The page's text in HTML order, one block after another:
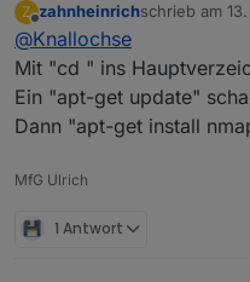
bei mir kommt
Paketlisten
Z
Offline
zahnheinrichschrieb am
zuletzt editiert
@Knallochse
Mit "cd " ins
Ein "apt-get update"
Dann "apt-get install
MfG Ulrich
1 Antwort